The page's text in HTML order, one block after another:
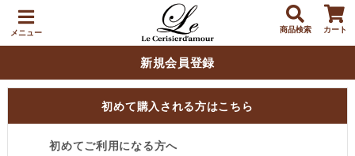
メニュー 商品検索 カート
新規会員登録
初めて購入される方はこちら
初めてご利用になる方へ